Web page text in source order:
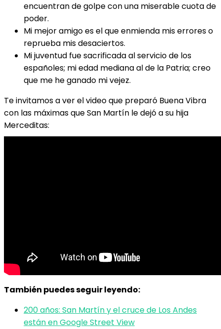
encuentran de golpe con una miserable cuota de
poder.
Mi mejor amigo es el que enmienda mis errores o
reprueba mis desaciertos.
Mi juventud fue sacrificada al servicio de los
españoles; mi edad mediana al de la Patria; creo
que me he ganado mi vejez.
Te invitamos a ver el video que preparó Buena Vibra
con las máximas que San Martín le dejó a su hija
Merceditas:
También puedes seguir leyendo:
200 años: San Martín y el cruce de Los Andes
están en Google Street View